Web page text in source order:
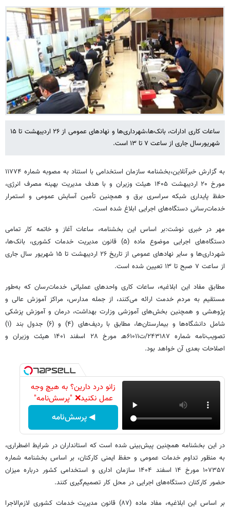
ساعات کاری ادارات، بانک‌ها،شهرداری‌ها و نهادهای عمومی از ۲۶ اردیبهشت تا ۱۵
شهریورسال جاری از ساعت ۷ تا ۱۳ است.
به گزارش خبرآنلاین،بخشنامه سازمان استخدامی با استناد به مصوبه شماره ۱۱۷۷۴
مورخ ۲۰ اردیبهشت ۱۴۰۵ هیئت وزیران و با هدف مدیریت بهینه مصرف انرژی،
حفظ پایداری شبکه سراسری برق و همچنین تأمین آسایش عمومی و استمرار
خدمات‌رسانی دستگاه‌های اجرایی ابلاغ شده است.
مهر در خبری نوشت:بر اساس این بخشنامه، ساعات آغاز و خاتمه کار تمامی
دستگاه‌های اجرایی موضوع ماده (۵) قانون مدیریت خدمات کشوری، بانک‌ها،
شهرداری‌ها و سایر نهادهای عمومی از تاریخ ۲۶ اردیبهشت تا ۱۵ شهریور سال جاری
از ساعت ۷ صبح تا ۱۳ تعیین شده است.
مطابق مفاد این ابلاغیه، ساعات کاری واحدهای عملیاتی خدمات‌رسان که به‌طور
مستقیم به مردم خدمت ارائه می‌کنند، از جمله مدارس، مراکز آموزش عالی و
پژوهشی و همچنین بخش‌های آموزشی وزارت بهداشت، درمان و آموزش پزشکی
شامل دانشگاه‌ها و بیمارستان‌ها، مطابق با ردیف‌های (۴) و (۶) جدول بند (۱)
تصویب‌نامه شماره ۲۴۳۱۸۷/ت۶۱۰۱۱هـ مورخ ۲۸ اسفند ۱۴۰۱ هیئت وزیران و
اصلاحات بعدی آن خواهد بود.
زانو درد دارین؟ به هیچ وجه
عمل نکنید❌ "پرسش‌نامه"
◀ پرسش‌نامه
در این بخشنامه همچنین پیش‌بینی شده است که استانداران در شرایط اضطراری،
به منظور تداوم خدمات عمومی و حفظ ایمنی کارکنان، بر اساس بخشنامه شماره
۱۰۷۳۵۷ مورخ ۱۴ اسفند ۱۴۰۴ سازمان اداری و استخدامی کشور درباره میزان
حضور کارکنان دستگاه‌های اجرایی در محل کار تصمیم‌گیری کنند.
بر اساس این ابلاغیه، مفاد ماده (۸۷) قانون مدیریت خدمات کشوری لازم‌الاجرا